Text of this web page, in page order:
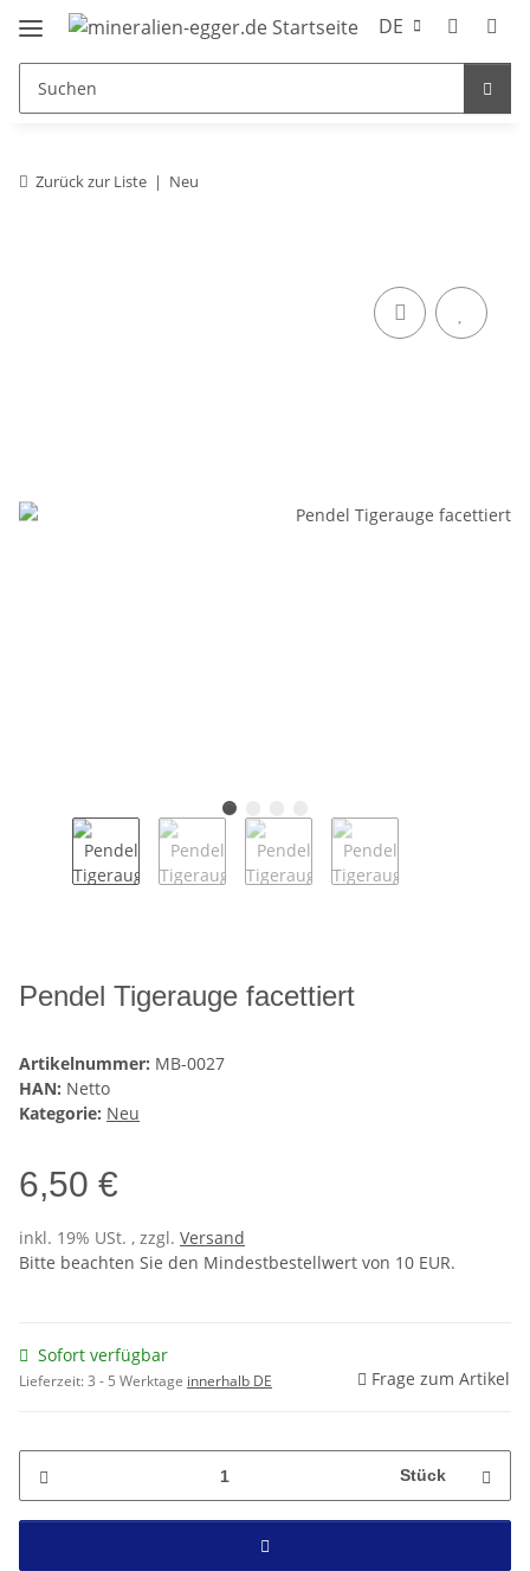
DE
Zurück zur Liste Neu
Pendel Tigerauge facettiert
Artikelnummer: MB-0027
HAN: Netto
Kategorie: Neu
6,50 €
inkl. 19% USt. , zzgl. Versand
Bitte beachten Sie den Mindestbestellwert von 10 EUR.
Sofort verfügbar
Lieferzeit:3 - 5 Werktage innerhalb DE Frage zum Artikel
Stück